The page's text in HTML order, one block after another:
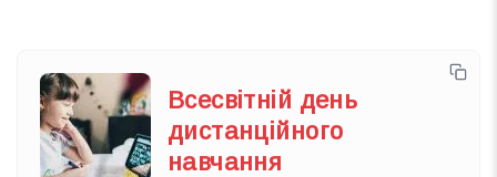
Всесвітній день
дистанційного
навчання